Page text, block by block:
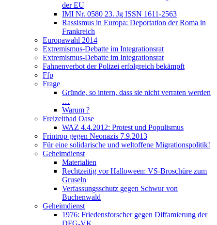
der EU
IMI Nr. 0580 23. Jg ISSN 1611-2563
Rassismus in Europa: Deportation der Roma in
Frankreich
Europawahl 2014
Extremismus-Debatte im Integrationsrat
Extremismus-Debatte im Integrationsrat
Fahnenverbot der Polizei erfolgreich bekämpft
Ffp
Frage
Gründe, so intern, dass sie nicht verraten werden
…
Warum ?
Freizeitbad Oase
WAZ 4.4.2012: Protest und Populismus
Frintrop gegen Neonazis 7.9.2013
Für eine solidarische und weltoffene Migrationspolitik!
Geheimdienst
Materialien
Rechtzeitig vor Halloween: VS-Broschüre zum
Gruseln
Verfassungsschutz gegen Schwur von
Buchenwald
Geheimdienst
1976: Friedensforscher gegen Diffamierung der
DFG-VK